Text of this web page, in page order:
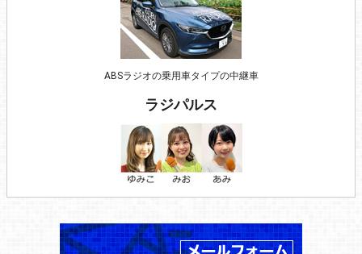
ABSラジオの乗用車タイプの中継車
ラジパルス